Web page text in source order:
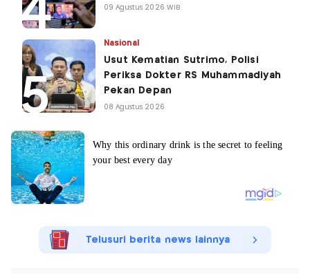
09 Agustus 2026 WIB
Nasional
Usut Kematian Sutrimo, Polisi
Periksa Dokter RS Muhammadiyah
Pekan Depan
08 Agustus 2026
Telusuri berita news lainnya